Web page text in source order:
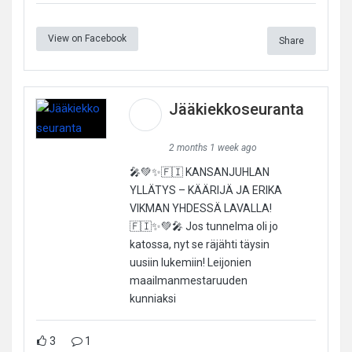
View on Facebook Share
Jääkiekkoseuranta
2 months 1 week ago
🎤💚✨🇫🇮 KANSANJUHLAN
YLLÄTYS – KÄÄRIJÄ JA ERIKA
VIKMAN YHDESSÄ LAVALLA!
🇫🇮✨💚🎤 Jos tunnelma oli jo
katossa, nyt se räjähti täysin
uusiin lukemiin! Leijonien
maailmanmestaruuden
kunniaksi
3 1